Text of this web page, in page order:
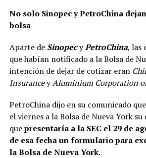
No solo Sinopec y PetroChina
bolsa
Aparte de SinopecyPetroChina, las
que habían notificado a la Bolsa de
intención de dejar de cotizar eran
InsuranceyAluminium Corporation
PetroChina dijo en su comunicado
el viernes a la Bolsa de Nueva York su
quepresentaría a la SEC el 29 de
de esa fecha un formulario para
la Bolsa de Nueva York.